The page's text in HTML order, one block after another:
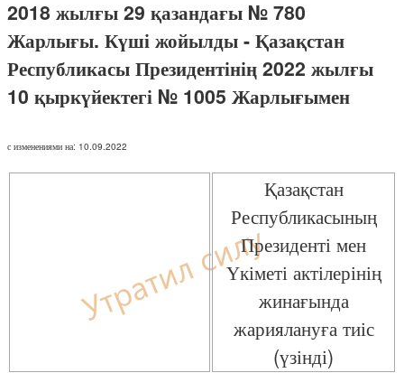
2018 жылғы 29 қазандағы № 780
Жарлығы. Күші жойылды - Қазақстан
Республикасы Президентінің 2022 жылғы
10 қыркүйектегі № 1005 Жарлығымен
с изменениями на: 10.09.2022
Қазақстан
Республикасының
Президенті мен
Үкіметі актілерінің
жинағында
жариялануға тиіс
(үзінді)